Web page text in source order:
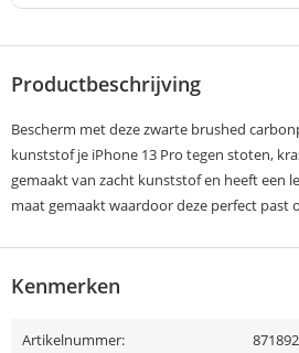
Productbeschrijving
Bescherm met deze zwarte brushed
kunststof je iPhone 13 Pro tegen stoten,
gemaakt van zacht kunststof en heeft een
maat gemaakt waardoor deze perfect past
Kenmerken
Artikelnummer: